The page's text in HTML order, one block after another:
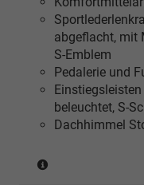
[5MK]
Dekoreinlagen
Carbon
Mikro-
Köper
Struktur)
abgeflacht, mit
S-Emblem
Pedalerie und
beleuchtet, S-
Dachhimmel